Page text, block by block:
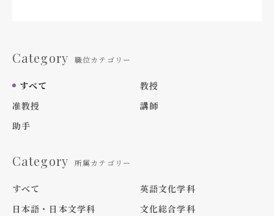
Category 職位カテゴリー
すべて
教授
准教授
講師
助手
Category 所属カテゴリー
すべて
英語文化学科
日本語・日本文学科
文化総合学科